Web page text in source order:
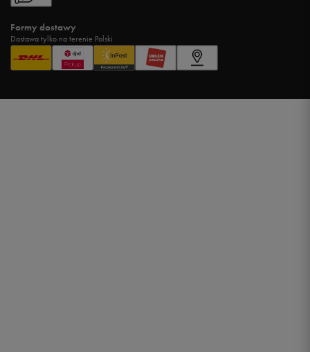
Formy dostawy
Dostawa tylko na terenie Polski